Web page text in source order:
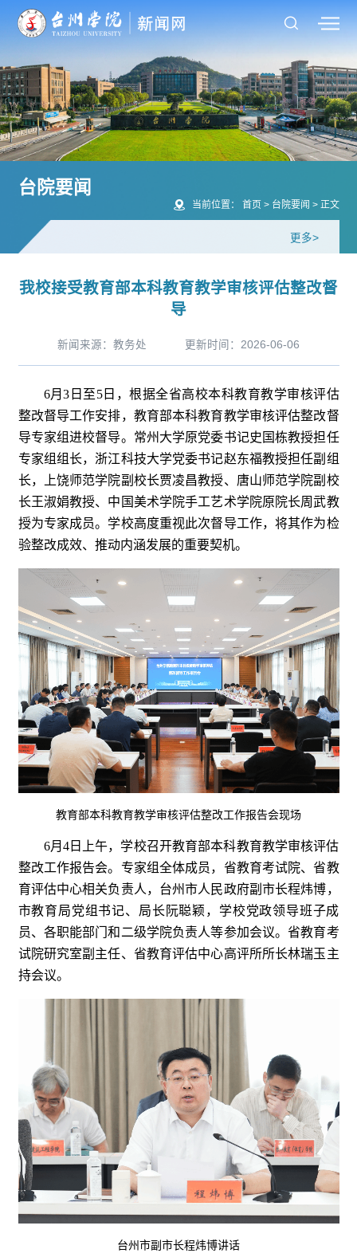
台院要闻
当前位置： 首页> 台院要闻 > 正文
更多>
我校接受教育部本科教育教学审核评估整改督
导
新闻来源：教务处 更新时间：2026-06-06
6月3日至5日，根据全省高校本科教育教学审核评估
整改督导工作安排，教育部本科教育教学审核评估整改督
导专家组进校督导。常州大学原党委书记史国栋教授担任
专家组组长，浙江科技大学党委书记赵东福教授担任副组
长，上饶师范学院副校长贾凌昌教授、唐山师范学院副校
长王淑娟教授、中国美术学院手工艺术学院原院长周武教
授为专家成员。学校高度重视此次督导工作，将其作为检
验整改成效、推动内涵发展的重要契机。
教育部本科教育教学审核评估整改工作报告会现场
6月4日上午，学校召开教育部本科教育教学审核评估
整改工作报告会。专家组全体成员，省教育考试院、省教
育评估中心相关负责人，台州市人民政府副市长程炜博，
市教育局党组书记、局长阮聪颖，学校党政领导班子成
员、各职能部门和二级学院负责人等参加会议。省教育考
试院研究室副主任、省教育评估中心高评所所长林瑞玉主
持会议。
台州市副市长程炜博讲话